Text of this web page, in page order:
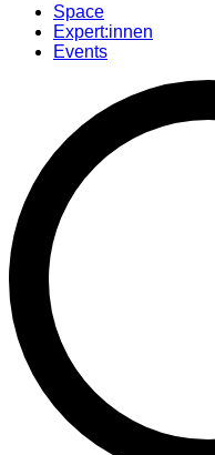
Space
Expert:innen
Events